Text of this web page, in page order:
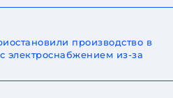
производство в
электроснабжением из-за